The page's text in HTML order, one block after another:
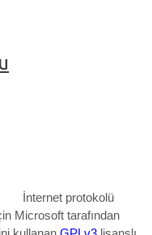
İnternet protokolü
Microsoft tarafından